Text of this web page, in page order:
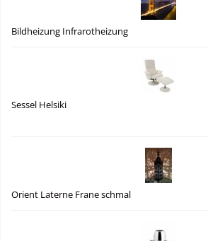
Bildheizung Infrarotheizung
Sessel Helsiki
Orient Laterne Frane schmal